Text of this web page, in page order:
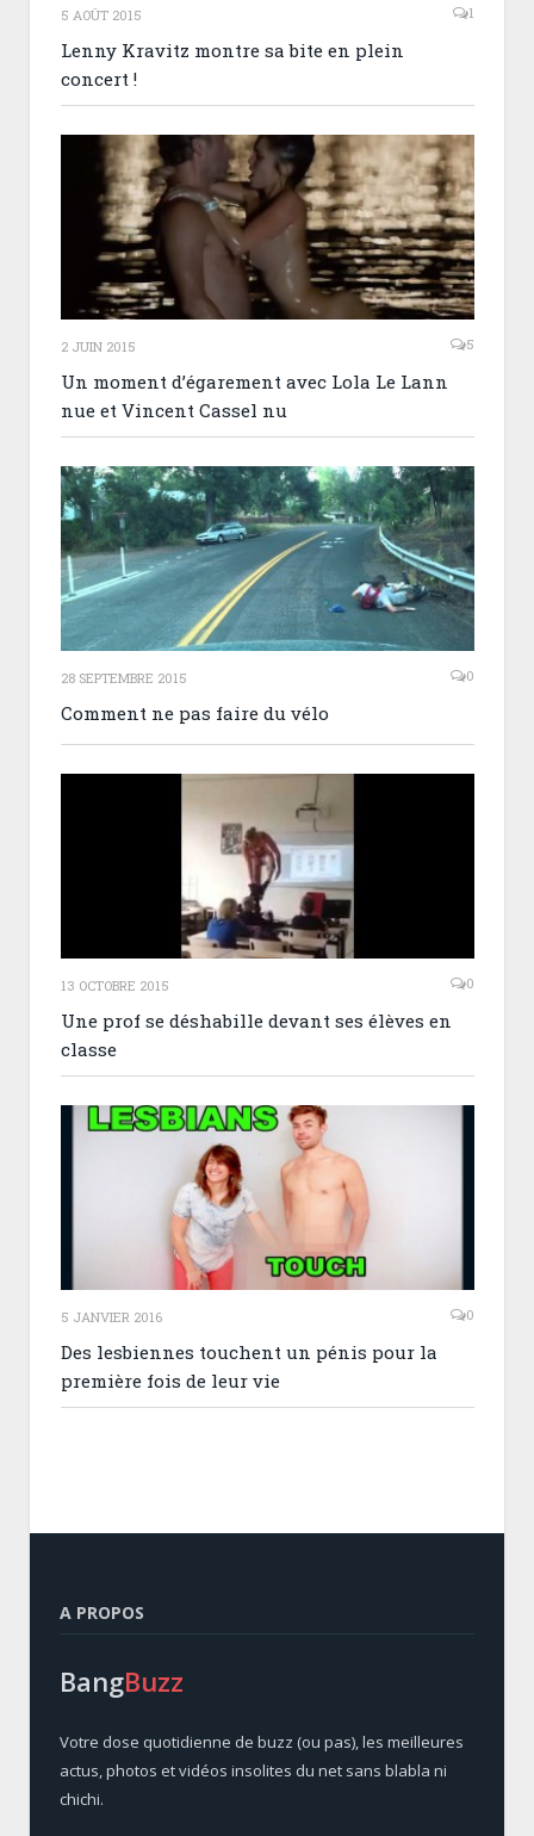
5 AOÛT 2015 1
Lenny Kravitz montre sa bite en plein
concert !
2 JUIN 2015 5
Un moment d’égarement avec Lola Le Lann
nue et Vincent Cassel nu
28 SEPTEMBRE 2015 0
Comment ne pas faire du vélo
13 OCTOBRE 2015 0
Une prof se déshabille devant ses élèves en
classe
5 JANVIER 2016 0
Des lesbiennes touchent un pénis pour la
première fois de leur vie
A PROPOS
BangBuzz
Votre dose quotidienne de buzz (ou pas), les meilleures
actus, photos et vidéos insolites du net sans blabla ni
chichi.